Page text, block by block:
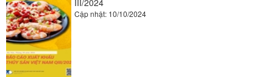
III/2024
Cập nhật: 10/10/2024